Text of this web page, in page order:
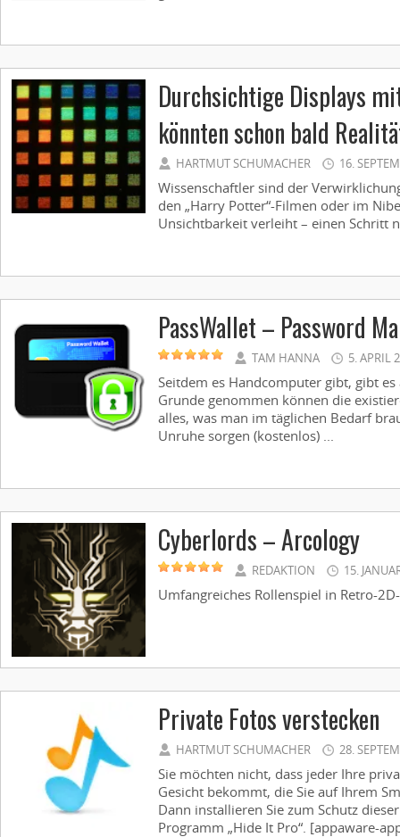
Durchsichtige Displays
könnten schon bald
HARTMUT SCHUMACHER 16.
Wissenschaftler sind der
den „Harry Potter“-Filmen oder im
Unsichtbarkeit verleiht – einen Schritt
PassWallet – Password
TAM HANNA 5. APRIL
Seitdem es Handcomputer gibt, gibt
Grunde genommen können die
alles, was man im täglichen Bedarf
Unruhe sorgen (kostenlos) ...
Cyberlords – Arcology
REDAKTION 15.
Umfangreiches Rollenspiel in Retro-
Private Fotos verstecken
HARTMUT SCHUMACHER 28.
Sie möchten nicht, dass jeder Ihre
Gesicht bekommt, die Sie auf Ihrem
Dann installieren Sie zum Schutz
Programm „Hide It Pro“. [appaware-